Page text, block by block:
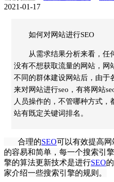
2021-01-17
如何对网站进行SEO
从需求结果分析来看，任
没有不想获取流量的网站，网
不同的群体建设网站后，由于
来对网站进行seo，有将网站
人员操作的，不管哪种方式
站有既定关键词排名。
合理的SEO可以有效提高网
的容易和简单，每一个搜索引
擎的算法更新技术是进行SEO
家介绍一些搜索引擎的规则。